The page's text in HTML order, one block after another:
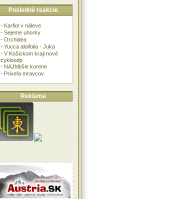
Posledné reakcie
- Karfiol v náleve
- Sejeme uhorky
- Orchidea
- Yucca aloifolia - Juka
- V Košickom kraji nové
cykloodp
- NAJhlbšie korene
- Priveľa mravcov
Reklama